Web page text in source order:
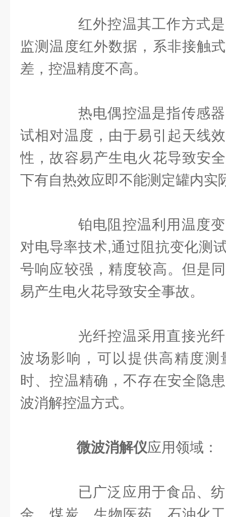
红外控温其工作方式是
监测温度红外数据，系非接触
差，控温精度不高。
热电偶控温是指传感器
试相对温度，由于易引起天线
性，故容易产生电火花导致安
下有自热效应即不能测定罐内实
铂电阻控温利用温度变
对电导率技术,通过阻抗变化测
号响应较强，精度较高。但是
易产生电火花导致安全事故。
光纤控温采用直接光纤
波场影响，可以提供高精度测
时、控温精确，不存在安全隐
波消解控温方式。
微波消解仪应用领域：
已广泛应用于食品、纺